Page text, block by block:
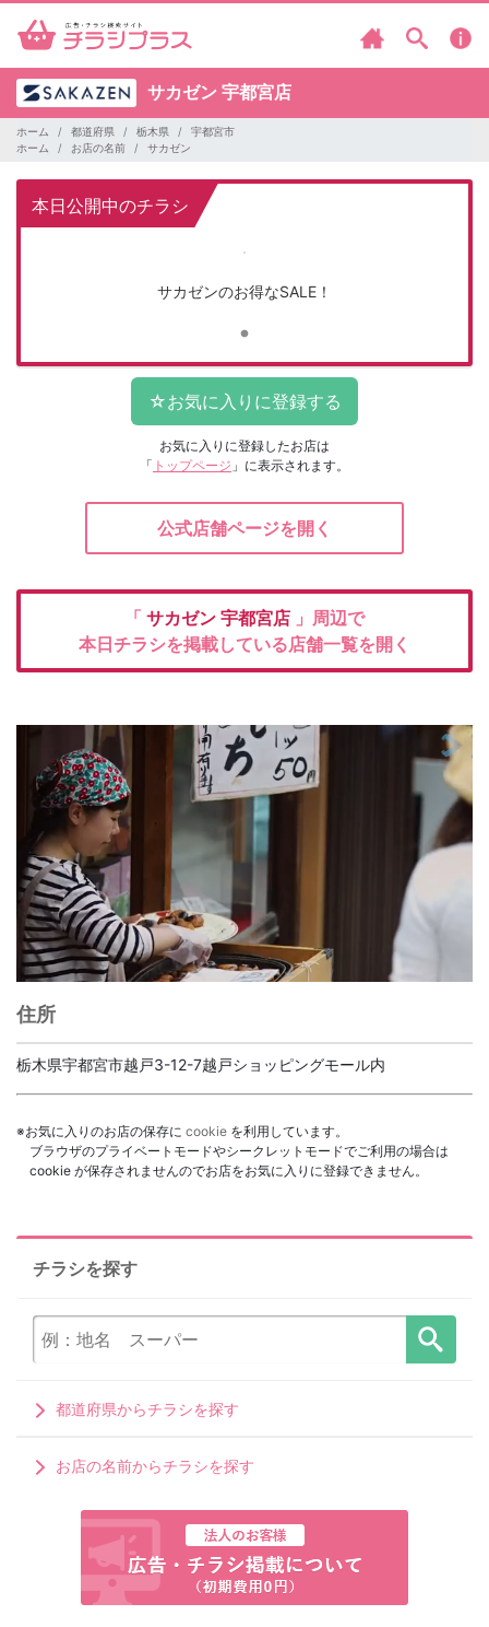
サカゼン 宇都宮店
ホーム 都道府県 栃木県
宇都宮市
ホーム
お店の名前 サカゼン
本日公開中のチラシ
サカゼンのお得なSALE！
お気に入りに登録したお店は
「 トップページ 」に表示されます。
公式店舗ページを開く
「 サカゼン 宇都宮店 」周辺で
本日チラシを掲載している店舗一覧を開く
住所
栃木県宇都宮市越戸3-12-7越戸ショッピングモール内
※お気に入りのお店の保存に cookie を利用しています。
ブラウザのプライベートモードやシークレットモードでご利用の場合は
cookie が保存されませんのでお店をお気に入りに登録できません。
チラシを探す
都道府県からチラシを探す
お店の名前からチラシを探す